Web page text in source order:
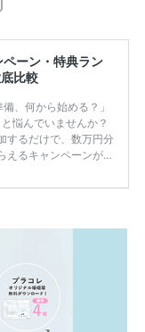
ーン・特典ラン
比較
、何から始める？」
悩んでいませんか？
するだけで、数万円分
えるキャンペーンがあ
てしまうことも……。
は？」といった疑問も
を絞れる「ウェディ
[…]続きを読む